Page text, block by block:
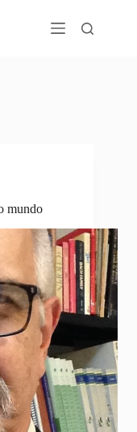
mundo